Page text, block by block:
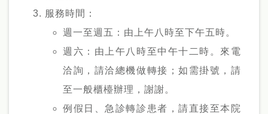
服務時間：
週一至週五：由上午八時至下午五時。
週六：由上午八時至中午十二時。 來電
洽詢，請洽總機做轉接；如需掛號，請
至一般櫃檯辦理，謝謝。
例假日、急診轉診患者，請直接至本院